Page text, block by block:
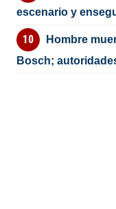
escenario y
Hombre
Bosch;